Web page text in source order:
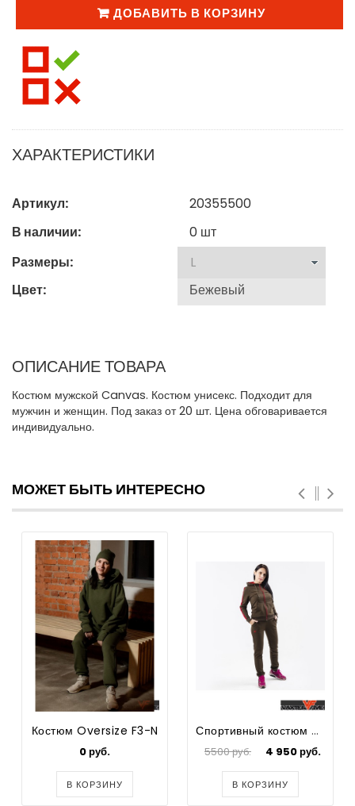
ДОБАВИТЬ В КОРЗИНУ
ХАРАКТЕРИСТИКИ
Артикул:
20355500
В наличии:
0 шт
Размеры:
Цвет:
ОПИСАНИЕ ТОВАРА
Костюм мужской Canvas. Костюм унисекс. Подходит для
мужчин и женщин. Под заказ от 20 шт. Цена обговаривается
индивидуально.
МОЖЕТ БЫТЬ ИНТЕРЕСНО
Костюм Oversize F3-N
0 руб.
В КОРЗИНУ
Спортивный костюм Krasler
5500 руб. 4 950 руб.
В КОРЗИНУ